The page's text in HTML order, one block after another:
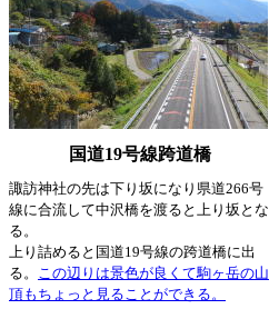
国道19号線跨道橋
諏訪神社の先は下り坂になり県道266号
線に合流して中沢橋を渡ると上り坂とな
る。
上り詰めると国道19号線の跨道橋に出
る。 この辺りは景色が良くて駒ヶ岳の山
頂もちょっと見ることができる。